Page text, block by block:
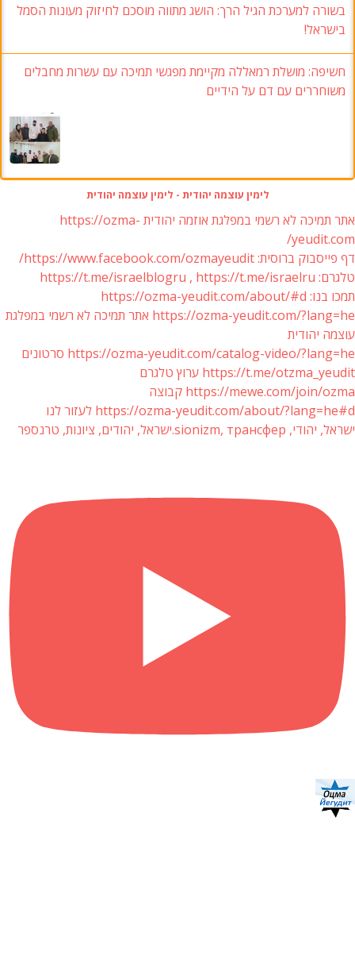
בשורה למערכת הגיל הרך: הושג מתווה מוסכם לחיזוק מעונות הסמל
בישראל!
חשיפה: מושלת רמאללה מקיימת מפגשי תמיכה עם עשרות מחבלים
משוחררים עם דם על הידיים
לימין עוצמה יהודית - לימין עוצמה יהודית
אתר תמיכה לא רשמי במפלגת אוזמה יהודית https://ozma-
yeudit.com/
דף פייסבוק ברוסית: https://www.facebook.com/ozmayeudit/
טלגרם: https://t.me/israelblogru , https://t.me/israelru
תמכו בנו: https://ozma-yeudit.com/about/#d
https://ozma-yeudit.com/?lang=he אתר תמיכה לא רשמי במפלגת
עוצמה יהודית
https://ozma-yeudit.com/catalog-video/?lang=he סרטונים
https://t.me/otzma_yeudit ערוץ טלגרם
https://mewe.com/join/ozma קבוצה
https://ozma-yeudit.com/about/?lang=he#d לעזור לנו
ישראל, יהודי, sionizm, трансфер.ישראל, יהודים, ציונות, טרנספר